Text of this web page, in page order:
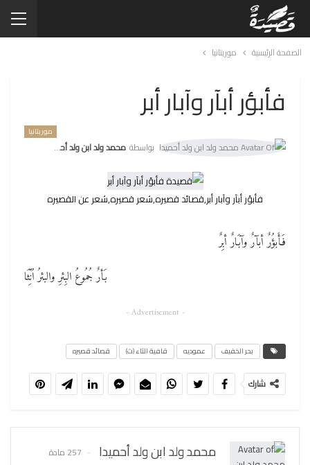
الصفحة الرئيسية موريتانيا
فأبؤر أبآر وآبار أبر
موريتانيا
بواسطة محمد ولد ابن ولد أحميدا
فأبؤر أبآر وآبار أبر,قصائد قصيره,شعر قصيره,شعر عن القصيره
فَأَبؤُرٌ أبآرٌ وآبَارٌ أبِرٌ
بَأرٌ جُمُوعُ البِئرِ والبئرُ اُنِّثَا
- Advertisement -
بحر الخفيف عموديه قافية الثاء (ث) قصائد قصيره
شارك
محمد ولد ابن ولد أحميدا 257 مادة